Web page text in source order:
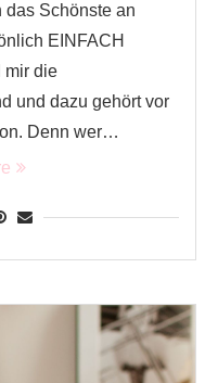
das Schönste an
EINFACH
mir die
und dazu gehört vor
Denn wer…